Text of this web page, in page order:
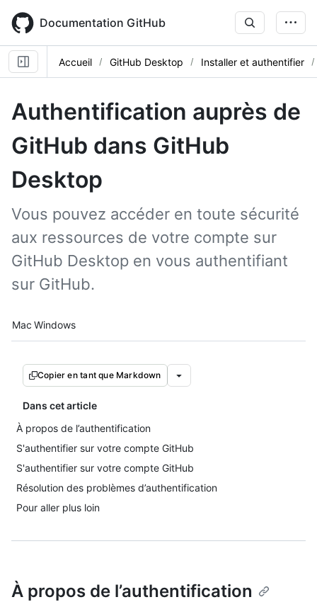
main
content
Documentation GitHub
Accueil GitHub Desktop Installer et authentifier
Authentification auprès de
GitHub dans GitHub
Desktop
Vous pouvez accéder en toute sécurité
aux ressources de votre compte sur
GitHub Desktop en vous authentifiant
sur GitHub.
Platform navigation
Mac Windows
Copier en tant que Markdown
Dans cet article
À propos de l’authentification
S'authentifier sur votre compte GitHub
S'authentifier sur votre compte GitHub
Résolution des problèmes d’authentification
Pour aller plus loin
À propos de l’authentification